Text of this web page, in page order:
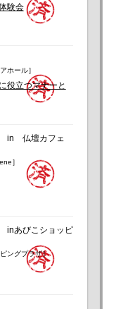
験会
ホール］
役立つマナーと
in 仏壇カフェ
］
あびこショッピ
ングプラザ］